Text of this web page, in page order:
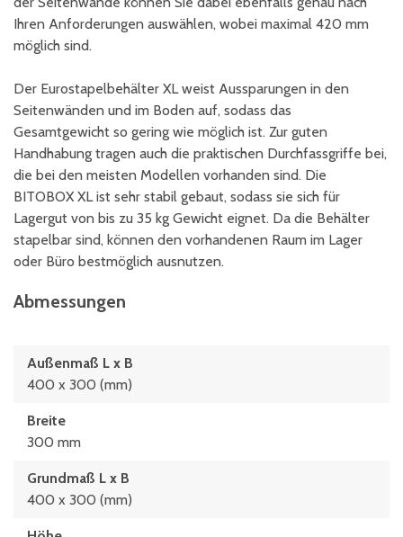
Ihren Anforderungen auswählen, wobei maximal 420 mm
möglich sind.
Der Eurostapelbehälter XL weist Aussparungen in den
Seitenwänden und im Boden auf, sodass das
Gesamtgewicht so gering wie möglich ist. Zur guten
Handhabung tragen auch die praktischen Durchfassgriffe bei,
die bei den meisten Modellen vorhanden sind. Die
BITOBOX XL ist sehr stabil gebaut, sodass sie sich für
Lagergut von bis zu 35 kg Gewicht eignet. Da die Behälter
stapelbar sind, können den vorhandenen Raum im Lager
oder Büro bestmöglich ausnutzen.
Abmessungen
Außenmaß L x B
400 x 300 (mm)
Breite
300 mm
Grundmaß L x B
400 x 300 (mm)